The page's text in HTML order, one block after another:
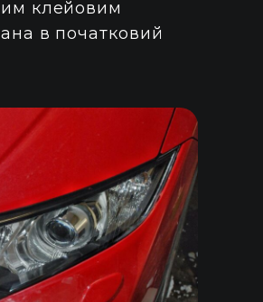
клейовим
в початковий